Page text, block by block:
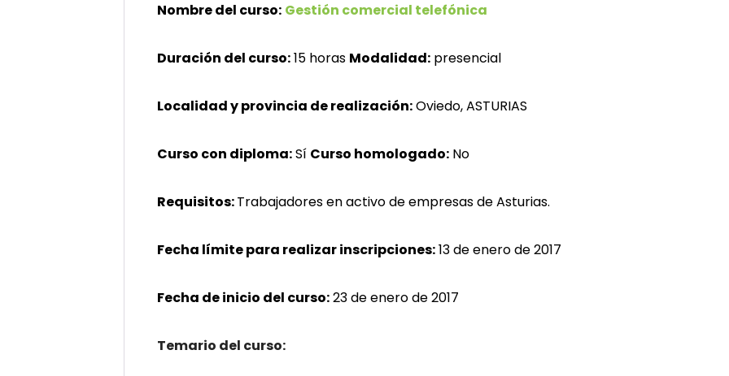
Nombre del curso: Gestión comercial telefónica
Duración del curso:15 horas Modalidad: presencial
Localidad y provincia de realización:Oviedo, ASTURIAS
Curso con diploma:Sí Curso homologado: No
Requisitos:Trabajadores en activo de empresas de Asturias.
Fecha límite para realizar inscripciones:13 de enero de 2017
Fecha de inicio del curso:23 de enero de 2017
Temario del curso: